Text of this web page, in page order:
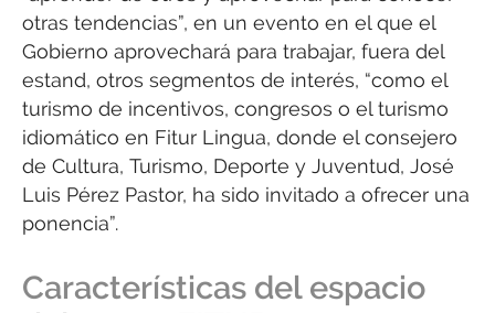
otras tendencias”, en un evento en el que el
Gobierno aprovechará para trabajar, fuera del
estand, otros segmentos de interés, “como el
turismo de incentivos, congresos o el turismo
idiomático en Fitur Lingua, donde el consejero
de Cultura, Turismo, Deporte y Juventud, José
Luis Pérez Pastor, ha sido invitado a ofrecer una
ponencia”.
Características del espacio